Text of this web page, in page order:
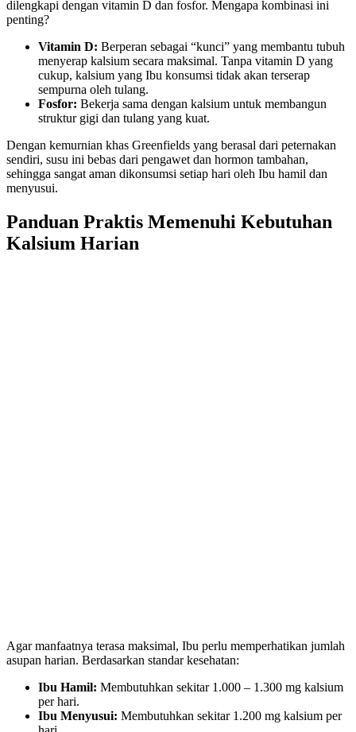
dilengkapi dengan vitamin D dan fosfor. Mengapa kombinasi ini
penting?
Vitamin D: Berperan sebagai “kunci” yang membantu tubuh
menyerap kalsium secara maksimal. Tanpa vitamin D yang
cukup, kalsium yang Ibu konsumsi tidak akan terserap
sempurna oleh tulang.
Fosfor: Bekerja sama dengan kalsium untuk membangun
struktur gigi dan tulang yang kuat.
Dengan kemurnian khas Greenfields yang berasal dari peternakan
sendiri, susu ini bebas dari pengawet dan hormon tambahan,
sehingga sangat aman dikonsumsi setiap hari oleh Ibu hamil dan
menyusui.
Panduan Praktis Memenuhi Kebutuhan
Kalsium Harian
Agar manfaatnya terasa maksimal, Ibu perlu memperhatikan jumlah
asupan harian. Berdasarkan standar kesehatan:
Ibu Hamil: Membutuhkan sekitar 1.000 – 1.300 mg kalsium
per hari.
Ibu Menyusui: Membutuhkan sekitar 1.200 mg kalsium per